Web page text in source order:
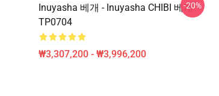
Inuyasha 베개 - Inuyasha CHIBI 베개
TP0704
₩3,307,200 - ₩3,996,200
-20%